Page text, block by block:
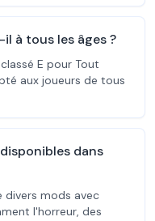
à tous les âges ?
E pour Tout
aux joueurs de tous
dans
divers mods avec
l'horreur, des